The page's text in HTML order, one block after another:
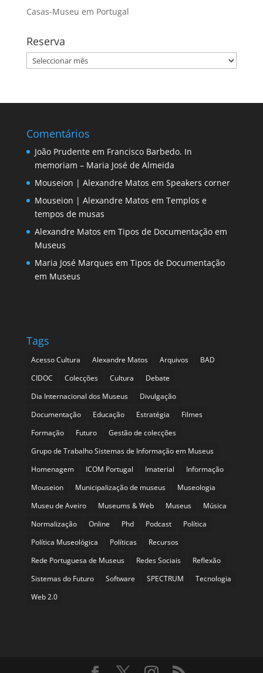
Casas-Museu em Portugal
Reserva
Reserva
Comentários
João Prudenteem Francisco Barbedo. In
memoriam – Maria José de Almeida
Mouseion | Alexandre Matos em Speakers corner
Mouseion | Alexandre Matos em Templos e
tempos de musas
Alexandre Matos em Tipos de Documentação em
Museus
Maria José Marques em Tipos de Documentação
em Museus
Tags
Acesso Cultura Alexandre Matos Arquivos
BAD
CIDOC
Colecções Cultura
Debate
Dia Internacional dos Museus
Divulgação
Documentação
Educação Estratégia
Filmes
Formação
Futuro
Gestão de colecções
Grupo de Trabalho Sistemas de Informação em Museus
Homenagem
ICOM Portugal Imaterial
Informação
Mouseion
Municipalização de museus
Museologia
Museu de Aveiro
Museums & Web Museus
Música
Normalização
Online Phd Podcast
Política
Política Museológica
Políticas
Recursos
Rede Portuguesa de Museus
Redes Sociais
Reflexão
Sistemas do Futuro
Software SPECTRUM
Tecnologia
Web 2.0